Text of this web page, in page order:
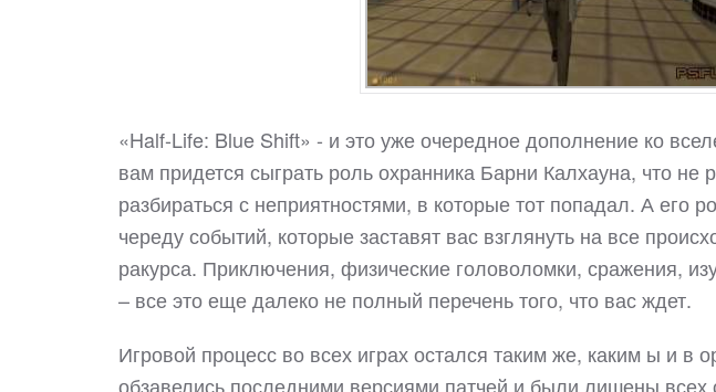
«Half-Life: Blue Shift» - и это уже очередное дополнение ко
вам придется сыграть роль охранника Барни Калхауна, что не
разбираться с неприятностями, в которые тот попадал. А его
череду событий, которые заставят вас взглянуть на все
ракурса. Приключения, физические головоломки, сражения,
– все это еще далеко не полный перечень того, что вас ждет.
Игровой процесс во всех играх остался таким же, каким ы и в
обзавелись последними версиями патчей и были лишены